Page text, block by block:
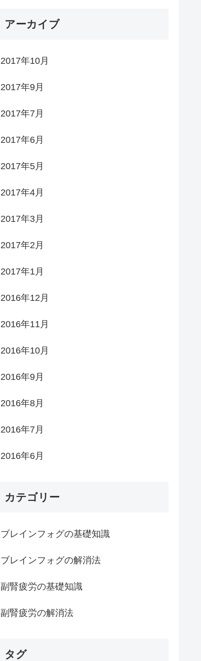
アーカイブ
2017年10月
2017年9月
2017年7月
2017年6月
2017年5月
2017年4月
2017年3月
2017年2月
2017年1月
2016年12月
2016年11月
2016年10月
2016年9月
2016年8月
2016年7月
2016年6月
カテゴリー
ブレインフォグの基礎知識
ブレインフォグの解消法
副腎疲労の基礎知識
副腎疲労の解消法
タグ